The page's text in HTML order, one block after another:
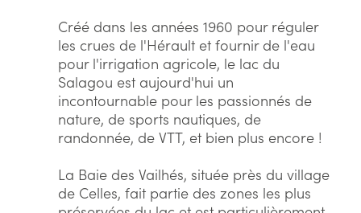
Créé dans les années 1960 pour réguler
les crues de l'Hérault et fournir de l'eau
pour l'irrigation agricole, le lac du
Salagou est aujourd'hui un
incontournable pour les passionnés de
nature, de sports nautiques, de
randonnée, de VTT, et bien plus encore !
La Baie des Vailhés, située près du village
de Celles, fait partie des zones les plus